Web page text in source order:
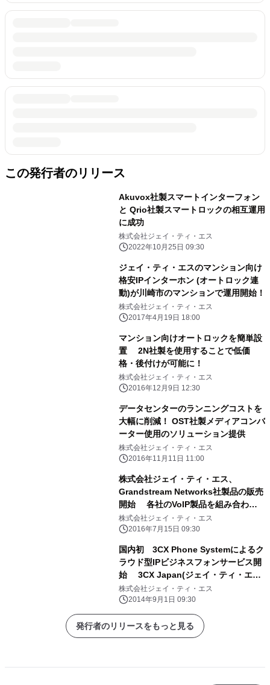
この発行者のリリース
Akuvox社製スマートインターフォン
と Qrio社製スマートロックの相互運用
に成功
株式会社ジェイ・ティ・エス
2022年10月25日 09:30
ジェイ・ティ・エスのマンション向け
格安IPインターホン (オートロック連
動)が川崎市のマンションで運用開始！
株式会社ジェイ・ティ・エス
2017年4月19日 18:00
マンション向けオートロックを簡単設
置 2N社製を使用することで低価
格・後付けが可能に！
株式会社ジェイ・ティ・エス
2016年12月9日 12:30
データセンターのランニングコストを
大幅に削減！ OST社製メディアコンバ
ーター使用のソリューション提供
株式会社ジェイ・ティ・エス
2016年11月11日 11:00
株式会社ジェイ・ティ・エス、
Grandstream Networks社製品の販売
開始 各社のVoIP製品を組み合わ
せ、市場の活性化を目指す
株式会社ジェイ・ティ・エス
2016年7月15日 09:30
国内初 3CX Phone Systemによるク
ラウド型IPビジネスフォンサービス開
始 3CX Japan(ジェイ・ティ・エ
ス)、FlatAPIと業務提携
株式会社ジェイ・ティ・エス
2014年9月1日 09:30
発行者のリリースをもっと見る